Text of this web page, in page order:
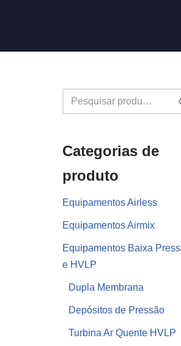
para
Categorias de
produto
Equipamentos Airless
Equipamentos Airmix
Equipamentos Baixa
e HVLP
Dupla Membrana
Depósitos de Pressão
Turbina Ar Quente HVLP